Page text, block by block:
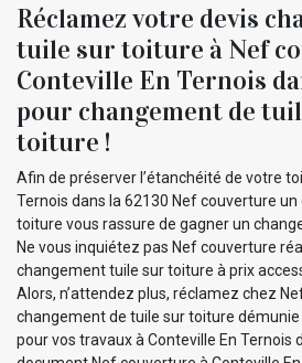
Réclamez votre devis
tuile sur toiture à Nef
Conteville En Ternois
pour changement de
toiture !
Afin de préserver l’étanchéité de votre
Ternois dans la 62130 Nef couverture
toiture vous rassure de gagner un
Ne vous inquiétez pas Nef couverture
changement tuile sur toiture à prix
Alors, n’attendez plus, réclamez chez
changement de tuile sur toiture
pour vos travaux à Conteville En Ternois